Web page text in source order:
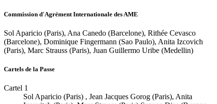
Commission d'Agrément Internationale des AME
Sol Aparicio (Paris), Ana Canedo (Barcelone), Rithée Cevasco
(Barcelone), Dominique Fingermann (Sao Paulo), Anita Izcovich
(Paris), Marc Strauss (Paris), Juan Guillermo Uribe (Medellin)
Cartels de la Passe
Cartel 1
Sol Aparicio (Paris) , Jean Jacques Gorog (Paris), Anita